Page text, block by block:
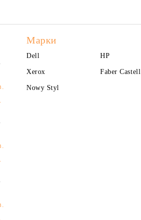
Марки
Dell HP
Xerox Faber Castell
Nowy Styl